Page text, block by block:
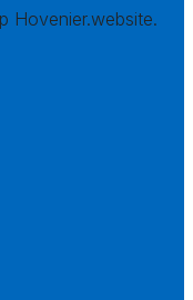
Hovenier.website.